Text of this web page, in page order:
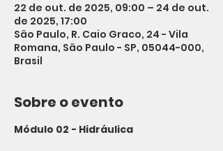
22 de out. de 2025, 09:00 – 24 de out.
de 2025, 17:00
São Paulo, R. Caio Graco, 24 - Vila
Romana, São Paulo - SP, 05044-000,
Brasil
Sobre o evento
Módulo 02 - Hidráulica